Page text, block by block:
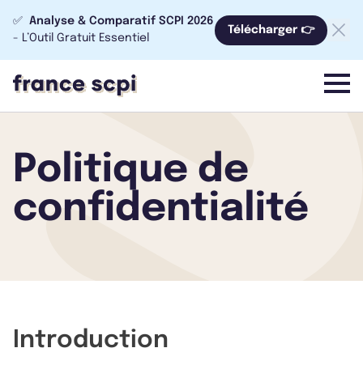
✅ Analyse & Comparatif SCPI 2026
- L’Outil Gratuit Essentiel
Télécharger 👉
menu
Politique de
confidentialité
Introduction